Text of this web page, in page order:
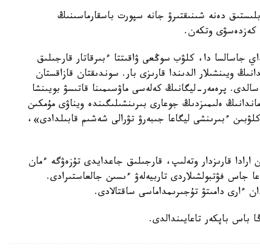
دەنە شىنىقتىرۋ جانە سپورت باسقارماسىنىڭ
كەزدەسۋى وتكەن.
جاسالسا دا، كلۋب سوڭعى ۋاقىتتا ءبىرقاتار قارجىلىق
ويىنشىلار الدىندا قارىزى بار. سوندىقتان قازاقستان
سالدى. پرەمەر-ليگانىڭ كەلەسى ماۋسىمىنا قاتىسۋ بويىنشا
ەلىمىزدىڭ جوعارى بىرىنشىلىگىندە ويناۋى مۇمكىن
ءبىرىنشى ليگاعا جىبەرۋ تۋرالى شەشىم قابىلدادى»،
قارىزدار وتەلىپ، قارجىلىق جاعدايدى تۇزەۋگە ءمان
جاس فۋتبولشىلاردى تاربيەلەۋ ءىسىن جالعاستىرادى.
ءارى دامىتۋ تۇجىرىمداماسى ساقتالادى.
باس باپكەر تاعايىندالدى.